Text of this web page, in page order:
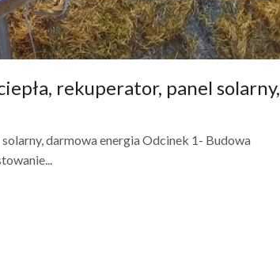
rekuperator, panel solarny,
darmowa energia Odcinek 1- Budowa